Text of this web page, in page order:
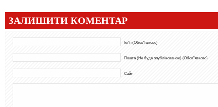
ЗАЛИШИТИ КОМЕНТАР
Ім"я (Обов"язково)
Пошта (Не буде опублікованою) (Обов"язково)
Сайт